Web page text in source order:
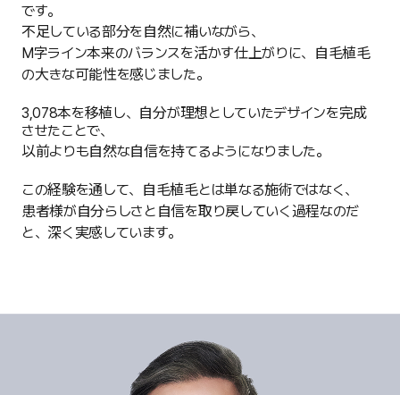
です。
不足している部分を自然に補いながら、
M字ライン本来のバランスを活かす仕上がりに、自毛植毛
の大きな可能性を感じました。
3,078本を移植し、自分が理想としていたデザインを完成
させたことで、
以前よりも自然な自信を持てるようになりました。
この経験を通して、自毛植毛とは単なる施術ではなく、
患者様が自分らしさと自信を取り戻していく過程なのだ
と、深く実感しています。